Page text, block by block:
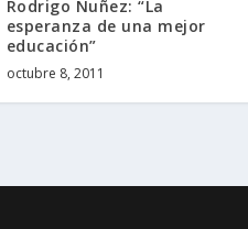
Rodrigo Nuñez: “La
esperanza de una mejor
educación”
octubre 8, 2011